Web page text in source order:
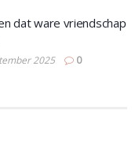
dat ware vriendschap
2025 0